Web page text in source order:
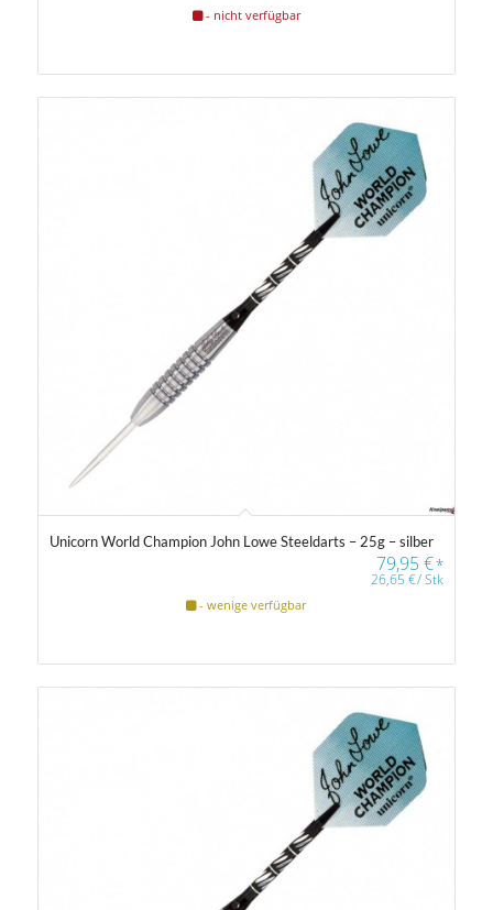
- nicht verfügbar
Unicorn World Champion John Lowe Steeldarts – 25g – silber
79,95€*
26,65€/Stk
- wenige verfügbar